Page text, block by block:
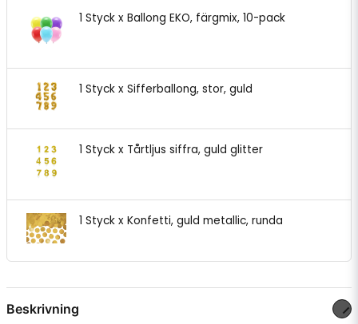
1 Styck x Ballong EKO, färgmix, 10-pack
1 Styck x Sifferballong, stor, guld
1 Styck x Tårtljus siffra, guld glitter
1 Styck x Konfetti, guld metallic, runda
Beskrivning